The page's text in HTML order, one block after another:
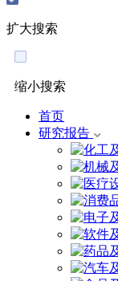
扩大搜索
缩小搜索
首页
研究报告